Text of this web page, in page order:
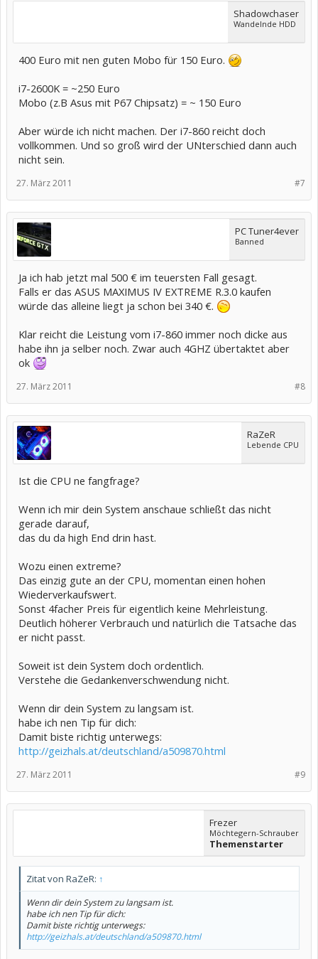
Shadowchaser
Wandelnde HDD
400 Euro mit nen guten Mobo für 150 Euro.
i7-2600K = ~250 Euro
Mobo (z.B Asus mit P67 Chipsatz) = ~ 150 Euro
Aber würde ich nicht machen. Der i7-860 reicht doch
vollkommen. Und so groß wird der UNterschied dann auch
nicht sein.
#7
27. März 2011
PC Tuner4ever
Banned
Ja ich hab jetzt mal 500 € im teuersten Fall gesagt.
Falls er das ASUS MAXIMUS IV EXTREME R.3.0 kaufen
würde das alleine liegt ja schon bei 340 €.
Klar reicht die Leistung vom i7-860 immer noch dicke aus
habe ihn ja selber noch. Zwar auch 4GHZ übertaktet aber
ok
#8
27. März 2011
RaZeR
Lebende CPU
Ist die CPU ne fangfrage?
Wenn ich mir dein System anschaue schließt das nicht
gerade darauf,
das du da high End drin hast.
Wozu einen extreme?
Das einzig gute an der CPU, momentan einen hohen
Wiederverkaufswert.
Sonst 4facher Preis für eigentlich keine Mehrleistung.
Deutlich höherer Verbrauch und natürlich die Tatsache das
er nicht passt.
Soweit ist dein System doch ordentlich.
Verstehe die Gedankenverschwendung nicht.
Wenn dir dein System zu langsam ist.
habe ich nen Tip für dich:
Damit biste richtig unterwegs:
http://geizhals.at/deutschland/a509870.html
#9
27. März 2011
Frezer
Möchtegern-Schrauber
Themenstarter
Zitat von RaZeR: ↑
Wenn dir dein System zu langsam ist.
habe ich nen Tip für dich:
Damit biste richtig unterwegs:
http://geizhals.at/deutschland/a509870.html